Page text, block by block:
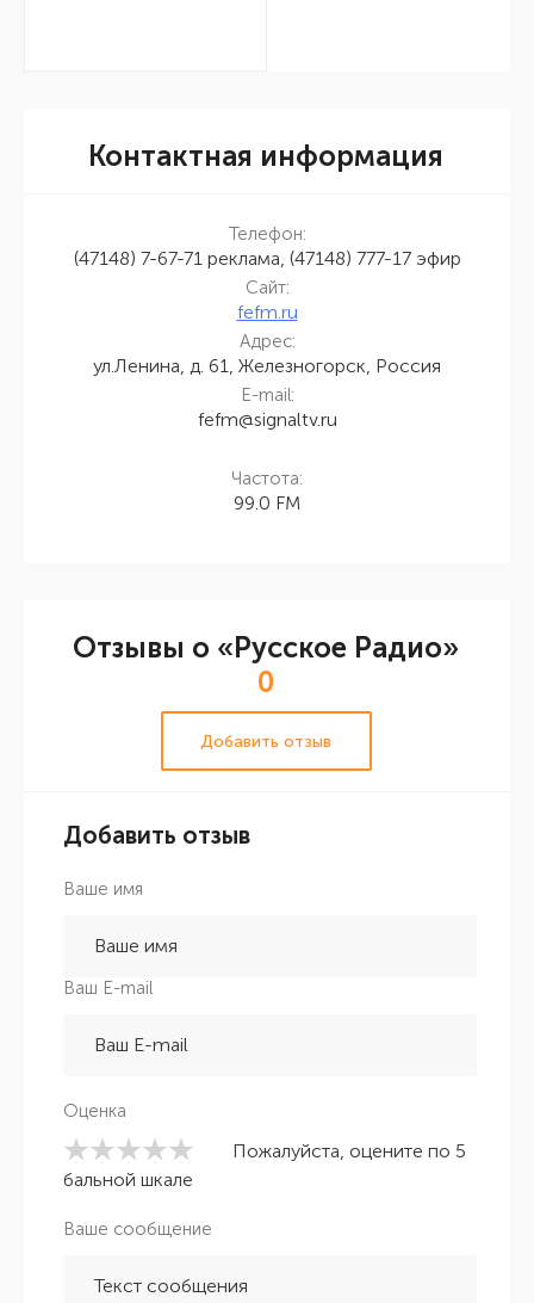
Контактная информация
Телефон:
(47148) 7-67-71 реклама, (47148) 777-17 эфир
Сайт:
fefm.ru
Адрес:
ул.Ленина, д. 61, Железногорск, Россия
E-mail:
fefm@signaltv.ru
Частота:
99.0 FM
Отзывы о «Русское Радио»
0
Добавить отзыв
Добавить отзыв
Ваше имя
Ваш E-mail
Оценка
Пожалуйста, оцените по 5
бальной шкале
Ваше сообщение